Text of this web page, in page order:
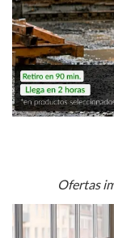
Ofertas